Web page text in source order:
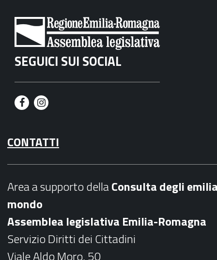
SEGUICI SUI SOCIAL
F
c
e
o
k
I
s
t
r
a
m
CONTATTI
Area a supporto dellaConsulta degli
mondo
Assemblea legislativa Emilia-Romagna
Servizio Diritti dei Cittadini
Viale Aldo Moro, 50